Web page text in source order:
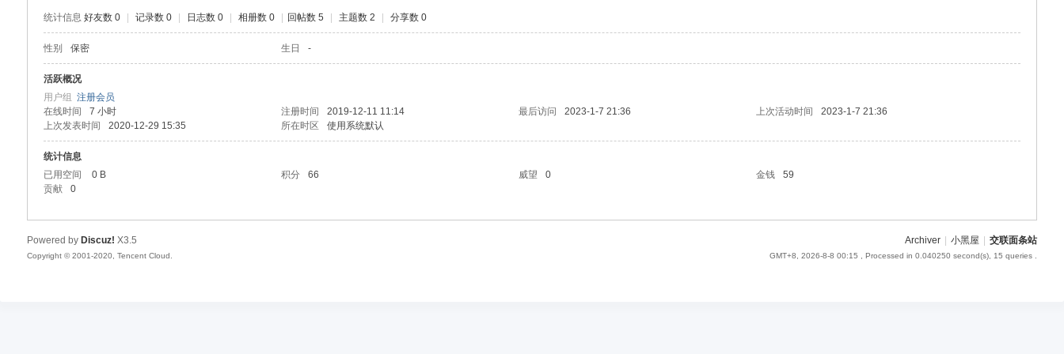
统计信息 好友数 0 记录数 0 日志数 0 相册数 0 回帖数 5 主题数 2 分享数 0
性别 保密 生日 -
活跃概况
用户组 注册会员
在线时间
7 小时 注册时间 2019-12-11 11:14 最后访问 2023-1-7 21:36 上次活动时间
2023-1-7 21:36
上次发表时间
2020-12-29 15:35 所在时区 使用系统默认
统计信息
已用空间
0 B 积分 66 威望 0 金钱
59
贡献
0
Archiver 小黑屋 交联面条站
GMT+8, 2026-8-8 00:15 , Processed in 0.040250 second(s), 15 queries .
Powered by Discuz! X3.5
Copyright © 2001-2020, Tencent Cloud.